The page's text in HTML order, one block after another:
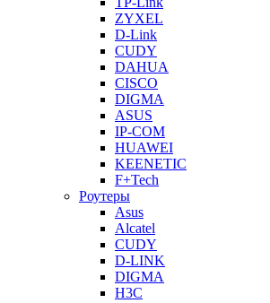
ZYXEL
D-Link
CUDY
DAHUA
CISCO
DIGMA
ASUS
IP-COM
HUAWEI
KEENETIC
F+Tech
Роутеры
Asus
Alcatel
CUDY
D-LINK
DIGMA
H3C